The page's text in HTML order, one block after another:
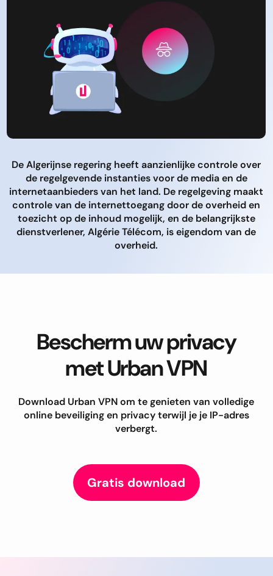
De Algerijnse regering heeft aanzienlijke controle over
de regelgevende instanties voor de media en de
internetaanbieders van het land. De regelgeving maakt
controle van de internettoegang door de overheid en
toezicht op de inhoud mogelijk, en de belangrijkste
dienstverlener, Algérie Télécom, is eigendom van de
overheid.
Bescherm uw privacy
met Urban VPN
Download Urban VPN om te genieten van volledige
online beveiliging en privacy terwijl je je IP-adres
verbergt.
Gratis download